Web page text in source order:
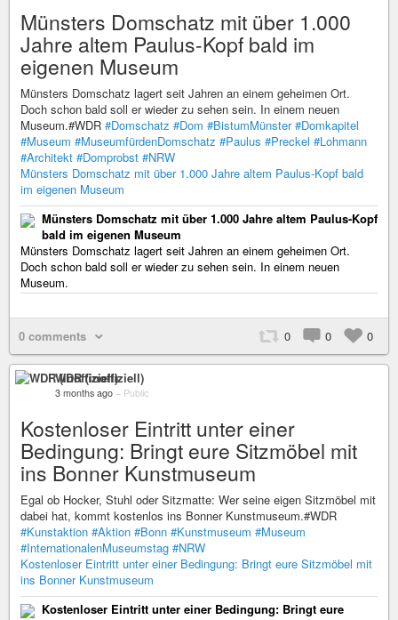
Münsters Domschatz mit über 1.000
Jahre altem Paulus-Kopf bald im
eigenen Museum
Münsters Domschatz lagert seit Jahren an einem geheimen Ort.
Doch schon bald soll er wieder zu sehen sein. In einem neuen
Museum.#WDR #Domschatz #Dom #BistumMünster #Domkapitel
#Museum #MuseumfürdenDomschatz #Paulus #Preckel #Lohmann
#Architekt #Domprobst #NRW
Münsters Domschatz mit über 1.000 Jahre altem Paulus-Kopf bald
im eigenen Museum
Münsters Domschatz mit über 1.000 Jahre altem Paulus-Kopf
bald im eigenen Museum
Münsters Domschatz lagert seit Jahren an einem geheimen Ort.
Doch schon bald soll er wieder zu sehen sein. In einem neuen
Museum.
0 comments 0 0 0
WDR (inoffiziell)
3 months ago – Public
Kostenloser Eintritt unter einer
Bedingung: Bringt eure Sitzmöbel mit
ins Bonner Kunstmuseum
Egal ob Hocker, Stuhl oder Sitzmatte: Wer seine eigen Sitzmöbel mit
dabei hat, kommt kostenlos ins Bonner Kunstmuseum.#WDR
#Kunstaktion #Aktion #Bonn #Kunstmuseum #Museum
#InternationalenMuseumstag #NRW
Kostenloser Eintritt unter einer Bedingung: Bringt eure Sitzmöbel mit
ins Bonner Kunstmuseum
Kostenloser Eintritt unter einer Bedingung: Bringt eure